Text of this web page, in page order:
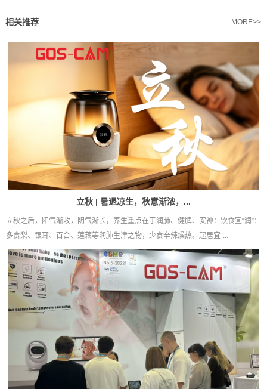
相关推荐 MORE>>
立秋 | 暑退凉生，秋意渐浓，...
立秋之后，阳气渐收，阴气渐长，养生重点在于润肺、健脾、安神：饮食宜“润”：
多食梨、银耳、百合、莲藕等润肺生津之物，少食辛辣燥热。起居宜“...